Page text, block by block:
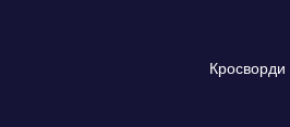
Кросворди